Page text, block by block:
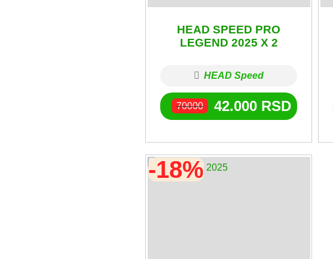
HEAD SPEED PRO
LEGEND 2025 X 2
HEAD Speed
70000 42.000 RSD
-18%